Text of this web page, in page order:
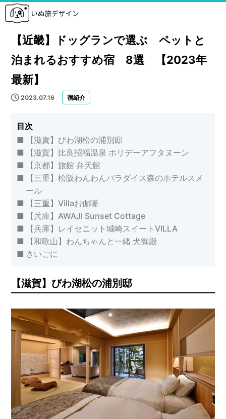
【近畿】ドッグランで選ぶ ペットと
泊まれるおすすめ宿 8選 【2023年
最新】
2023.07.16 宿紹介
目次
【滋賀】びわ湖松の浦別邸
【滋賀】比良招福温泉 ホリデーアフタヌーン
【京都】旅館 弁天館
【三重】松阪わんわんパラダイス森のホテルスメ
ール
【三重】Villaお伽噺
【兵庫】AWAJI Sunset Cottage
【兵庫】レイセニット城崎スイートVILLA
【和歌山】わんちゃんと一緒 犬御殿
さいごに
【滋賀】びわ湖松の浦別邸